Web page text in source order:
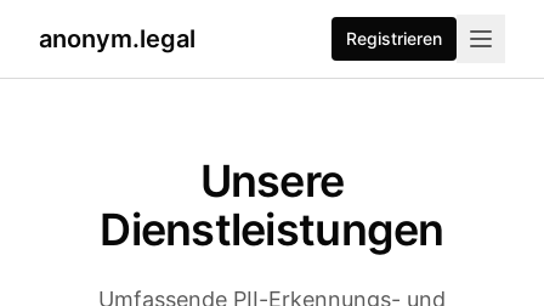
anonym.legal Registrieren
Unsere
Dienstleistungen
Umfassende PII-Erkennungs- und